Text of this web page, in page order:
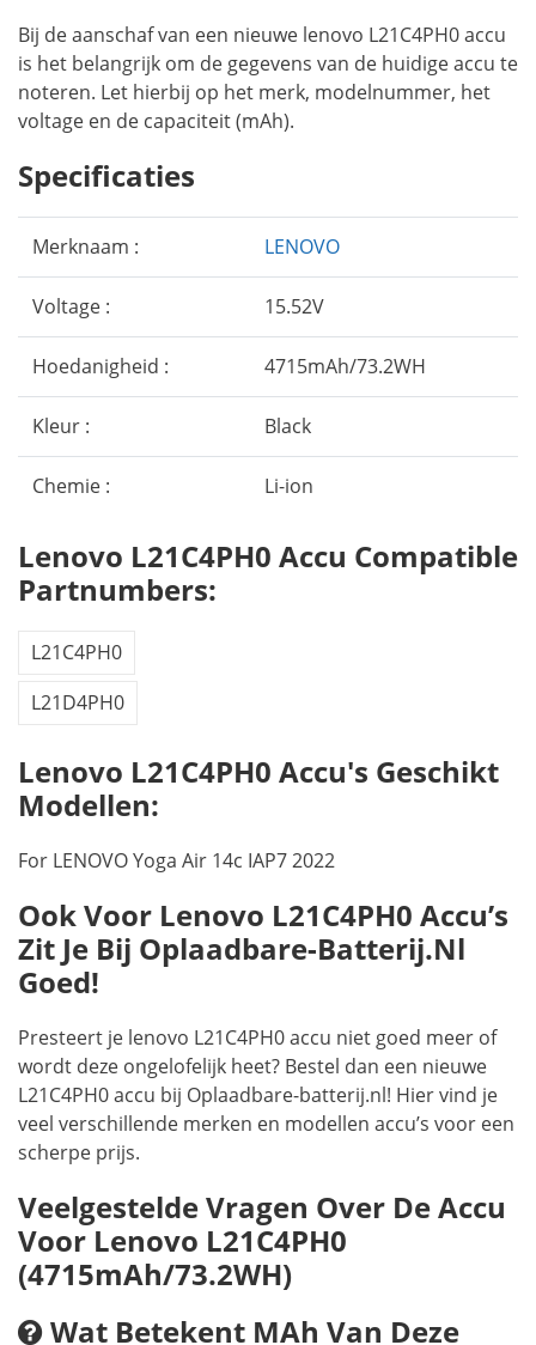
Bij de aanschaf van een nieuwe lenovo L21C4PH0 accu
is het belangrijk om de gegevens van de huidige accu te
noteren. Let hierbij op het merk, modelnummer, het
voltage en de capaciteit (mAh).
Specificaties
Merknaam : LENOVO
Voltage : 15.52V
Hoedanigheid : 4715mAh/73.2WH
Kleur : Black
Chemie : Li-ion
Lenovo L21C4PH0 Accu Compatible
Partnumbers:
L21C4PH0
L21D4PH0
Lenovo L21C4PH0 Accu's Geschikt
Modellen:
For LENOVO Yoga Air 14c IAP7 2022
Ook Voor Lenovo L21C4PH0 Accu’s
Zit Je Bij Oplaadbare-Batterij.nl
Goed!
Presteert je lenovo L21C4PH0 accu niet goed meer of
wordt deze ongelofelijk heet? Bestel dan een nieuwe
L21C4PH0 accu bij Oplaadbare-batterij.nl! Hier vind je
veel verschillende merken en modellen accu’s voor een
scherpe prijs.
Veelgestelde Vragen Over De Accu
Voor Lenovo L21C4PH0
(4715mAh/73.2WH)
Wat Betekent MAh Van Deze